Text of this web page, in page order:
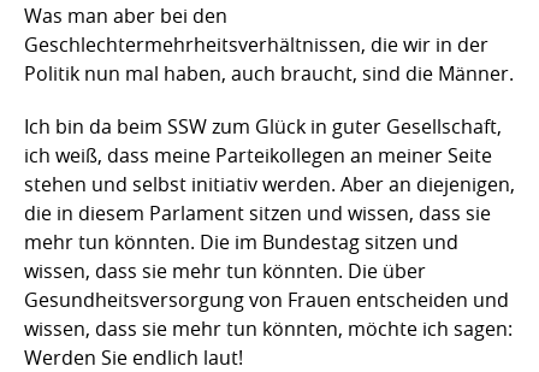
Was man aber bei den
Geschlechtermehrheitsverhältnissen, die wir in der
Politik nun mal haben, auch braucht, sind die Männer.
Ich bin da beim SSW zum Glück in guter Gesellschaft,
ich weiß, dass meine Parteikollegen an meiner Seite
stehen und selbst initiativ werden. Aber an diejenigen,
die in diesem Parlament sitzen und wissen, dass sie
mehr tun könnten. Die im Bundestag sitzen und
wissen, dass sie mehr tun könnten. Die über
Gesundheitsversorgung von Frauen entscheiden und
wissen, dass sie mehr tun könnten, möchte ich sagen:
Werden Sie endlich laut!